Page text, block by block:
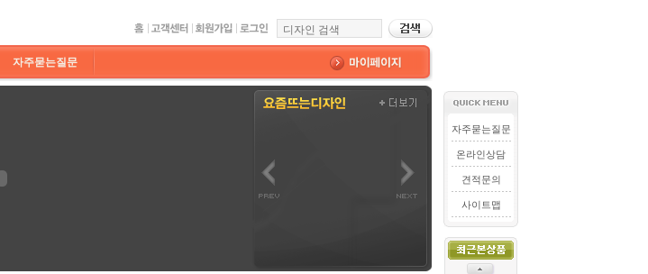
자주묻는질문
자주묻는질문
온라인상담
견적문의
사이트맵